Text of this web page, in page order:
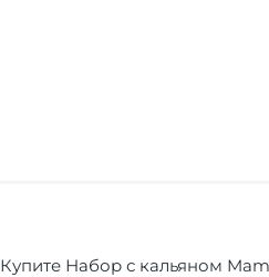
Купите Набор с кальяном